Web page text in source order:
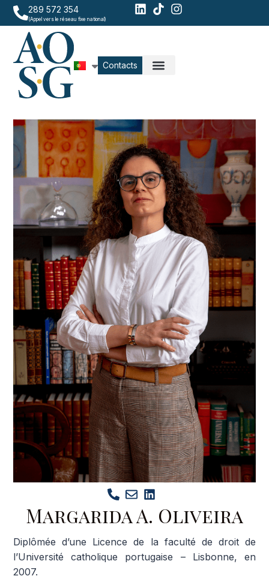
289 572 354
(Appel vers le réseau fixe national)
Contacts
Margarida A. Oliveira
Diplômée d’une Licence de la faculté de droit de
l’Université catholique portugaise – Lisbonne, en
2007.